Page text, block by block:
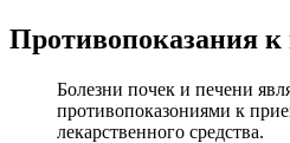
Противопоказания
Болезни почек и печени
противопоказониями к
лекарственного средства.